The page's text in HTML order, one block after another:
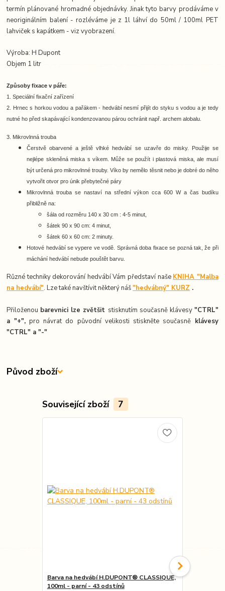
termín plánované hromadné objednávky. Jinak tyto barvy prodáváme v
neoriginálním balení - rozléváme je z 1l láhví do 50ml / 100ml PET
lahviček s kapátkem - viz vyobrazení.
Výroba: H Dupont
Objem 1 litr
Způsoby fixace v páře:
1. Speciální fixační zařízení
2. Hrnec s horkou vodou a pařákem - hedvábí nesmí přijít do styku s vodou a je tedy
nutné ho před skapávající kondenzovanou párou ochránit např. archem alobalu.
3. Mikrovlnná trouba
Čerstvě obarvené a ještě vlhké hedvábí se uzavře do misky. Použije se
nejlépe skleněná miska s víkem. Může se použít i plastová miska, ale musí
být určená pro mikrovlnné trouby. Víko by nemělo těsnit nebo je dobré do něho
vytvořit otvor pro únik přebytečné páry
Mikrovlnná trouba se nastaví na střední výkon cca 600 W a čas budíku
přibližně na:
šála od rozměru 140 x 30 cm : 4-5 minut,
šátek 90 x 90 cm: 4 minut,
šátek 60 x 60 cm: 2 minuty.
Hotové hedvábí se vypere ve vodě. Správná doba fixace se pozná tak, že při
máchání hedvábí nebude pouštět barvu.
Různé techniky dekorování hedvábí Vám představí naše KNIHA "Malba
na hedvábí". Lze také navštívit některý náš"hedvábný" KURZ .
Přiloženou barevnici lze zvětšit stisknutím současně klávesy "CTRL"
a "+", pro návrat do původní velikosti stiskněte současněklávesy
"CTRL" a "-"
Původ zboží
Související zboží 7
Barva na hedvábí H.DUPONT® CLASSIQUE,
100ml - parní - 43 odstínů